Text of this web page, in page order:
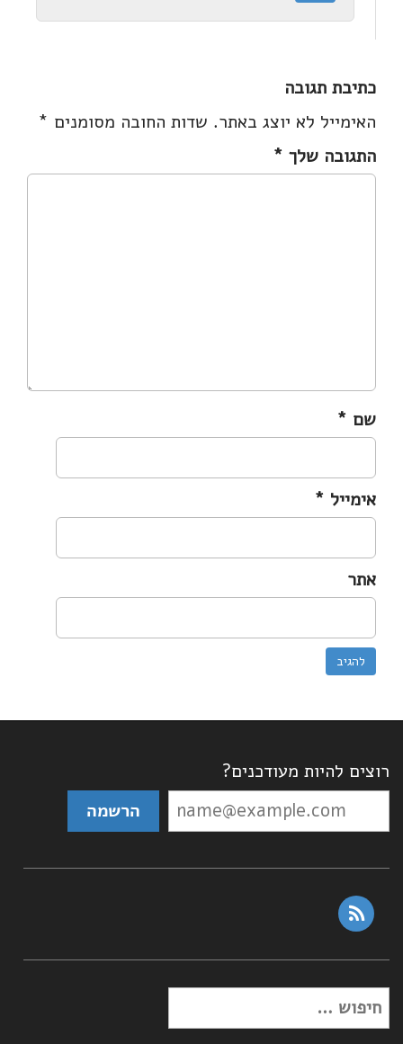
כתיבת תגובה
האימייל לא יוצג באתר. שדות החובה מסומנים *
התגובה שלך *
שם *
אימייל *
אתר
רוצים להיות מעודכנים?
rss